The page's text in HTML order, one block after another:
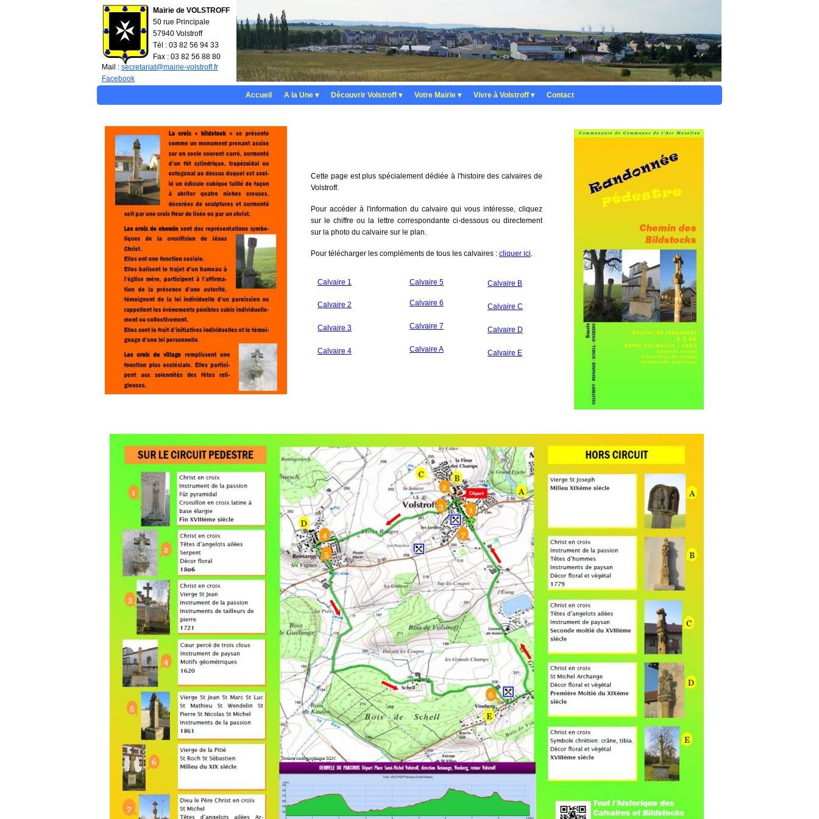
Mairie de VOLSTROFF
50 rue Principale
57940 Volstroff
Tél : 03 82 56 94 33
Fax : 03 82 56 88 80
Mail : secretariat@mairie-volstroff.fr
Facebook
Accueil
A la Une ▾ Découvrir Volstroff ▾ Votre Mairie ▾ Vivre à Volstroff ▾ Contact
Calvaire B
Calvaire C
Calvaire D
Calvaire E
Calvaire 5
Calvaire 6
Calvaire 7
Calvaire A
Calvaire 1
Calvaire 2
Calvaire 3
Calvaire 4
Cette page est plus spécialement dédiée à l'histoire des calvaires de
Volstroff.
Pour accéder à l'information du calvaire qui vous intéresse, cliquez
sur le chiffre ou la lettre correspondante ci-dessous ou directement
sur la photo du calvaire sur le plan.
Pour télécharger les compléments de tous les calvaires : cliquer ici.